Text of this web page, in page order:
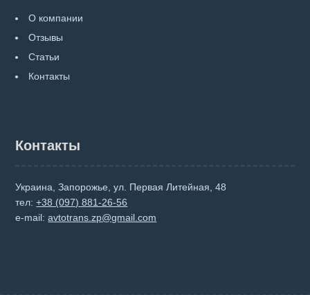
О компании
Отзывы
Статьи
Контакты
Контакты
Украина, Запорожье, ул. Первая Литейная, 48
тел:+38 (097) 881-26-56
e-mail:avtotrans.zp@gmail.com